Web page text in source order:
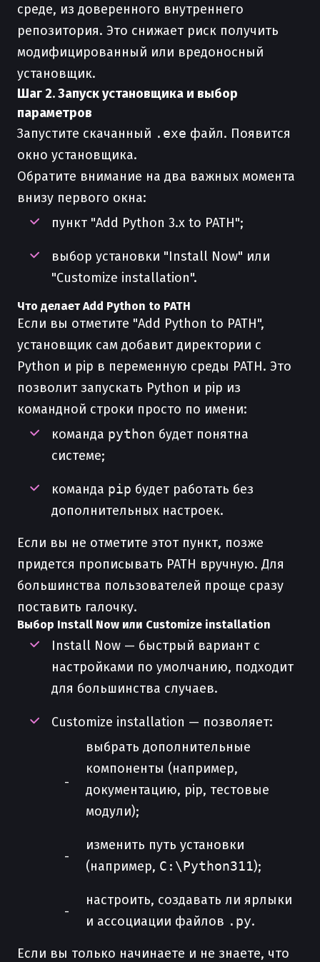
среде, из доверенного внутреннего
репозитория. Это снижает риск получить
модифицированный или вредоносный
установщик.
Шаг 2. Запуск установщика и выбор
параметров
Запустите скачанный .exe файл. Появится
окно установщика.
Обратите внимание на два важных момента
внизу первого окна:
пункт "Add Python 3.x to PATH";
выбор установки "Install Now" или
"Customize installation".
Что делает Add Python to PATH
Если вы отметите "Add Python to PATH",
установщик сам добавит директории с
Python и pip в переменную среды PATH. Это
позволит запускать Python и pip из
командной строки просто по имени:
команда python будет понятна
системе;
команда pip будет работать без
дополнительных настроек.
Если вы не отметите этот пункт, позже
придется прописывать PATH вручную. Для
большинства пользователей проще сразу
поставить галочку.
Выбор Install Now или Customize installation
Install Now — быстрый вариант с
настройками по умолчанию, подходит
для большинства случаев.
Customize installation — позволяет:
выбрать дополнительные
компоненты (например,
документацию, pip, тестовые
модули);
изменить путь установки
(например, C:\Python311);
настроить, создавать ли ярлыки
и ассоциации файлов .py.
Если вы только начинаете и не знаете, что